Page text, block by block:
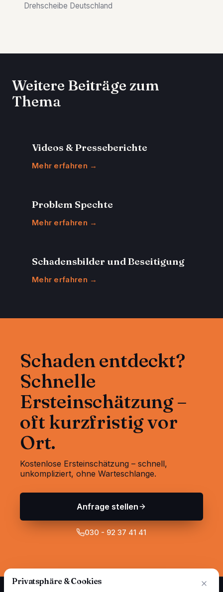
Drehscheibe Deutschland
Weitere Beiträge zum
Thema
Videos & Presseberichte
Mehr erfahren →
Problem Spechte
Mehr erfahren →
Schadensbilder und Beseitigung
Mehr erfahren →
Schaden entdeckt?
Schnelle
Ersteinschätzung –
oft kurzfristig vor
Ort.
Kostenlose Ersteinschätzung – schnell,
unkompliziert, ohne Warteschlange.
Anfrage stellen
030 - 92 37 41 41
Privatsphäre & Cookies